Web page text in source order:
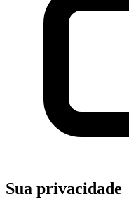
Sua privacidade